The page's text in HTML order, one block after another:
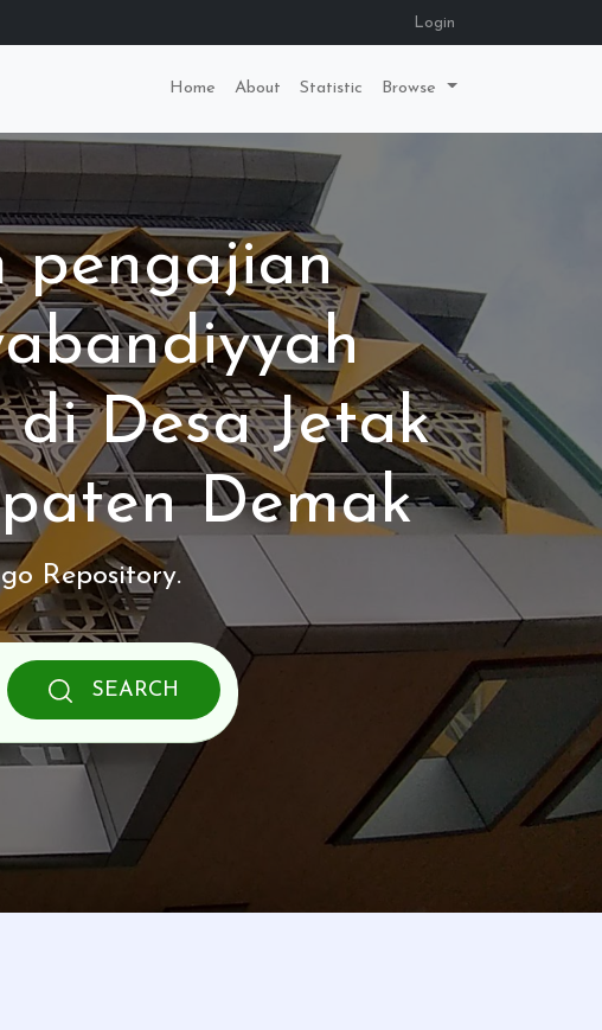
Login
Home About Statistic Browse
pengajian
Desa Jetak
Demak
Repository.
SEARCH